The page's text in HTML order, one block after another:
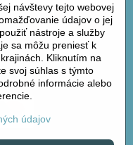
návštevy tejto webovej
údajov o jej
nástroje a služby
sa môžu preniesť k
Kliknutím na
svoj súhlas s týmto
informácie alebo
údajov